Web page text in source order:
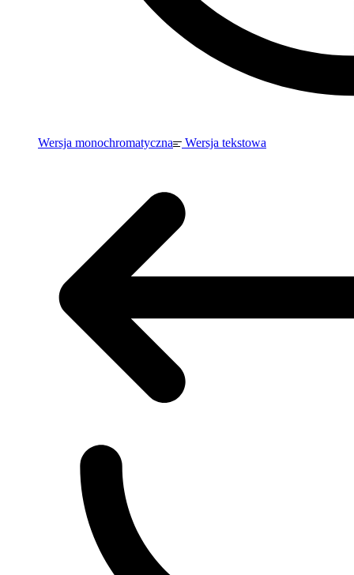
Wersja monochromatyczna Wersja tekstowa